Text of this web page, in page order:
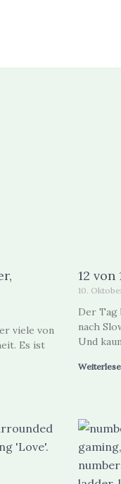
viele von
Es ist
12 von
10.
Der Tag
nach
Und